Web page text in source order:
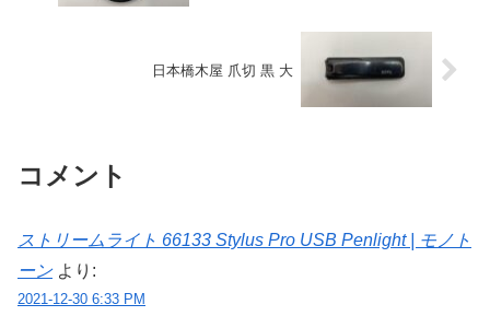
日本橋木屋 爪切 黒 大
コメント
ストリームライト 66133 Stylus Pro USB Penlight | モノト
ーン より:
2021-12-30 6:33 PM